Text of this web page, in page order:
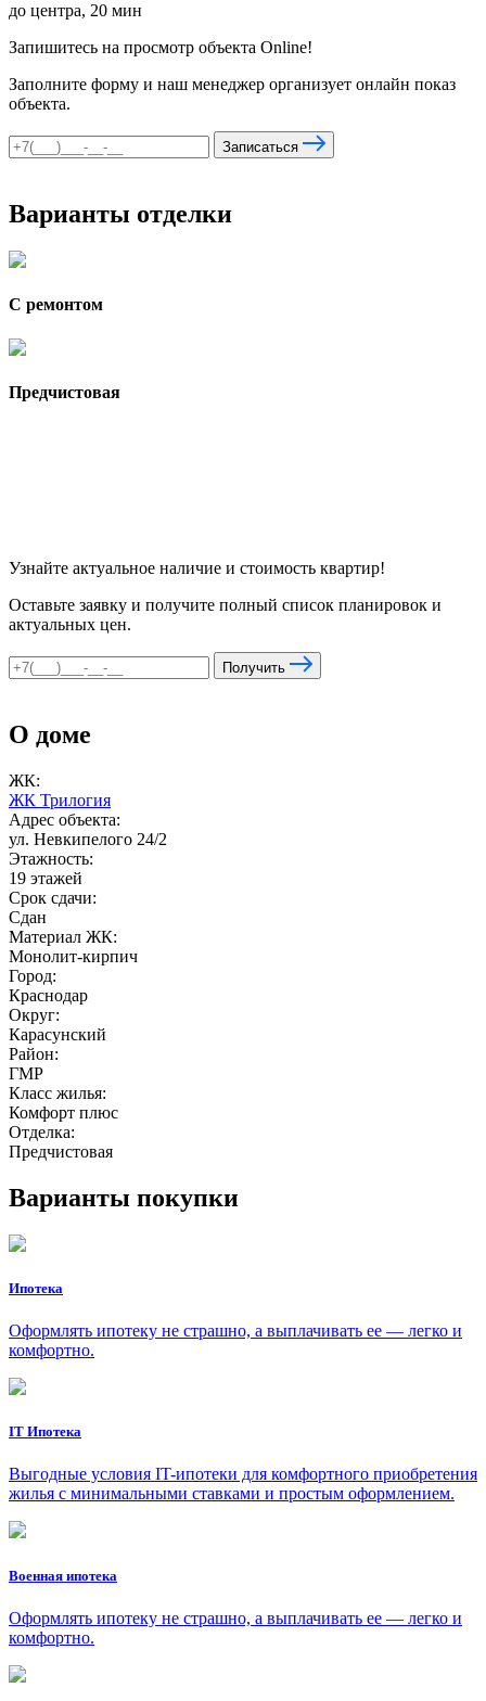
до центра, 20 мин
Запишитесь на просмотр объекта Online!
Заполните форму и наш менеджер организует онлайн показ
объекта.
Записаться
Варианты отделки
С ремонтом
Предчистовая
Узнайте актуальное наличие и стоимость квартир!
Оставьте заявку и получите полный список планировок и
актуальных цен.
Получить
О доме
ЖК:
ЖК Трилогия
Адрес объекта:
ул. Невкипелого 24/2
Этажность:
19 этажей
Срок сдачи:
Сдан
Материал ЖК:
Монолит-кирпич
Город:
Краснодар
Округ:
Карасунский
Район:
ГМР
Класс жилья:
Комфорт плюс
Отделка:
Предчистовая
Варианты покупки
Ипотека
Оформлять ипотеку не страшно, а выплачивать ее — легко и
комфортно.
IT Ипотека
Выгодные условия IT-ипотеки для комфортного приобретения
жилья с минимальными ставками и простым оформлением.
Военная ипотека
Оформлять ипотеку не страшно, а выплачивать ее — легко и
комфортно.